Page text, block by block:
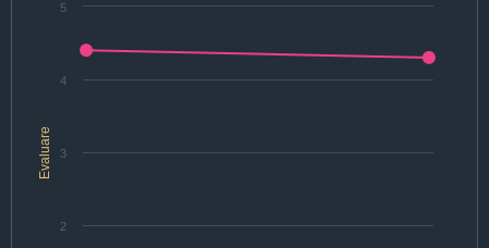
Evaluare
2
3
4
5